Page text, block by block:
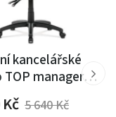
kancelářské
TOP manager
Kč 5 640Kč